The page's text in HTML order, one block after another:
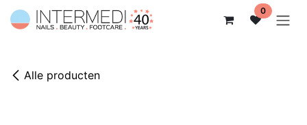
Overslaan naar inhoud 0
Alle producten